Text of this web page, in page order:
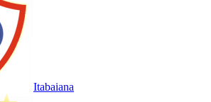
Itabaiana